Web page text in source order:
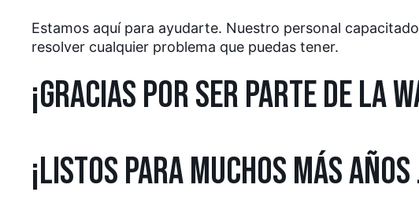
Estamos aquí para ayudarte. Nuestro personal
resolver cualquier problema que puedas tener.
¡GRACIAS POR SER PARTE DE LA
¡LISTOS PARA MUCHOS MÁS